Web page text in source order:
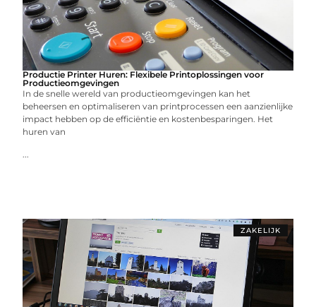
Productie Printer Huren: Flexibele Printoplossingen voor
Productieomgevingen
In de snelle wereld van productieomgevingen kan het
beheersen en optimaliseren van printprocessen een aanzienlijke
impact hebben op de efficiëntie en kostenbesparingen. Het
huren van
...
ZAKELIJK